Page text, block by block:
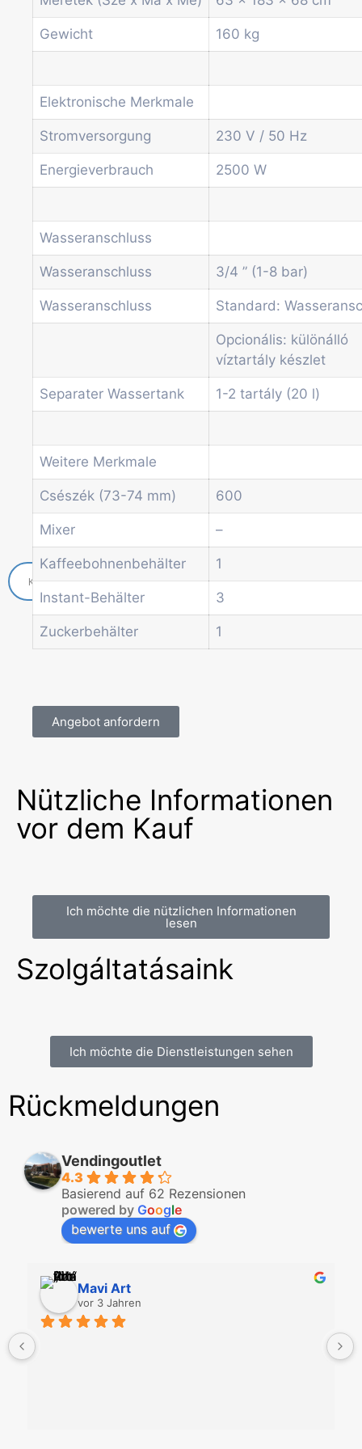
Dienstleistungen
Blog
Neuigkeiten
Informationen
Kontakt
Startseite
Büro-Kaffeemaschine
Kombi-Automat
Kaffeeautomat
Münz- und Geldprüfsysteme
Economic Line
Weitere Automaten
Aktionen
Neuigkeiten
Informationen
Gewicht 160 kg
Elektronische Merkmale
Stromversorgung 230 V / 50 Hz
Energieverbrauch 2500 W
Wasseranschluss
Wasseranschluss 3/4 ” (1-8 bar)
Wasseranschluss Standard:
Opcionális: különálló
víztartály készlet
Separater Wassertank 1-2 tartály (20 l)
Weitere Merkmale
Csészék (73-74 mm) 600
Mixer –
Kaffeebohnenbehälter 1
Instant-Behälter 3
Zuckerbehälter 1
Angebot anfordern
Nützliche Informationen
vor dem Kauf
Ich möchte die nützlichen Informationen
lesen
Szolgáltatásaink
Ich möchte die Dienstleistungen sehen
Rückmeldungen
Vendingoutlet
4.3
Basierend auf 62 Rezensionen
powered by Google
bewerte uns auf
Mavi Art
vor 3 Jahren